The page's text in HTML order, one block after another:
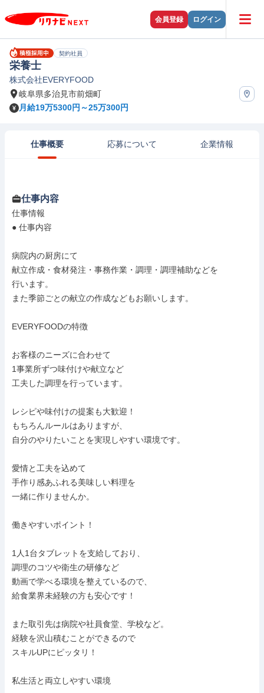
会員登録 ログイン
契約社員
栄養士
株式会社EVERYFOOD
岐阜県多治見市前畑町
月給19万5300円～25万300円
仕事概要 応募について 企業情報
仕事内容
仕事情報
● 仕事内容
病院内の厨房にて
献立作成・食材発注・事務作業・調理・調理補助などを
行います。
また季節ごとの献立の作成などもお願いします。
EVERYFOODの特徴
お客様のニーズに合わせて
1事業所ずつ味付けや献立など
工夫した調理を行っています。
レシピや味付けの提案も大歓迎！
もちろんルールはありますが、
自分のやりたいことを実現しやすい環境です。
愛情と工夫を込めて
手作り感あふれる美味しい料理を
一緒に作りませんか。
働きやすいポイント！
1人1台タブレットを支給しており、
調理のコツや衛生の研修など
動画で学べる環境を整えているので、
給食業界未経験の方も安心です！
また取引先は病院や社員食堂、学校など。
経験を沢山積むことができるので
スキルUPにピッタリ！
私生活と両立しやすい環境